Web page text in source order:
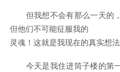
但我想不会有那么一天的，
但他们不可能征服我的
灵魂！这就是我现在的真实想法
今天是我住进筒子楼的第